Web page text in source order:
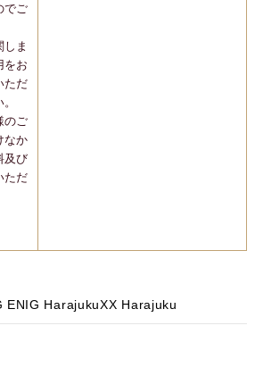
でご
しま
をお
ただ
のご
なか
及び
ただ
ENIG HarajukuXX Harajuku